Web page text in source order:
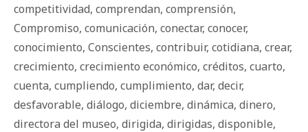
competitividad, comprendan, comprensión,
Compromiso, comunicación, conectar, conocer,
conocimiento, Conscientes, contribuir, cotidiana, crear,
crecimiento, crecimiento económico, créditos, cuarto,
cuenta, cumpliendo, cumplimiento, dar, decir,
desfavorable, diálogo, diciembre, dinámica, dinero,
directora del museo, dirigida, dirigidas, disponible,